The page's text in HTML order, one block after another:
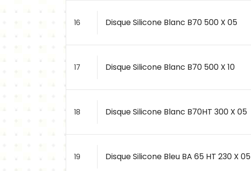
16 Disque Silicone Blanc B70 500 X 05
17 Disque Silicone Blanc B70 500 X 10
18 Disque Silicone Blanc B70HT 300 X 05
19 Disque Silicone Bleu BA 65 HT 230 X 05